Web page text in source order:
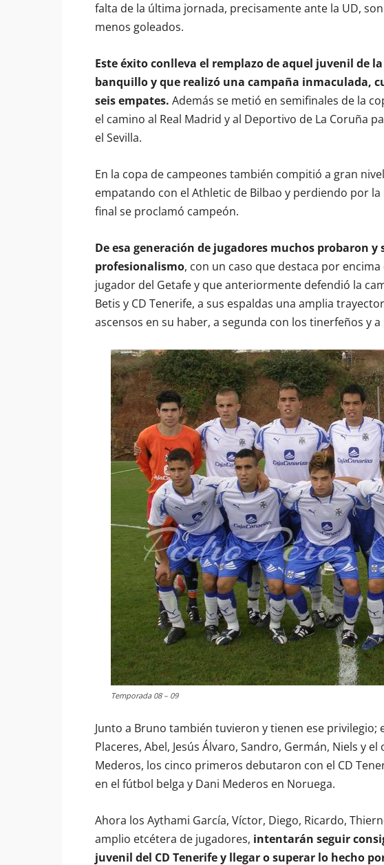
falta de la última jornada, precisamente ante la UD,
menos goleados.
Este éxito conlleva el remplazo de aquel juvenil de
banquillo y que realizó una campaña inmaculada,
seis empates. Además se metió en semifinales de la
el camino al Real Madrid y al Deportivo de La Coruña
el Sevilla.
En la copa de campeones también compitió a gran
empatando con el Athletic de Bilbao y perdiendo por la
final se proclamó campeón.
De esa generación de jugadores muchos probaron y
profesionalismo, con un caso que destaca por
jugador del Getafe y que anteriormente defendió la
Betis y CD Tenerife, a sus espaldas una amplia
ascensos en su haber, a segunda con los tinerfeños y
Temporada 08 – 09
Junto a Bruno también tuvieron y tienen ese privilegio;
Placeres, Abel, Jesús Álvaro, Sandro, Germán, Niels y
Mederos, los cinco primeros debutaron con el CD
en el fútbol belga y Dani Mederos en Noruega.
Ahora los Aythami García, Víctor, Diego, Ricardo,
amplio etcétera de jugadores, intentarán seguir
juvenil del CD Tenerife y llegar o superar lo hecho